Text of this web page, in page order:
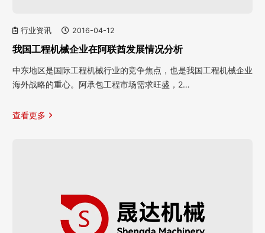
行业资讯 2016-04-12
我国工程机械企业在阿联酋发展情况分析
中东地区是国际工程机械行业的竞争焦点，也是我国工程机械企业
海外战略的重心。阿承包工程市场需求旺盛，2…
查看更多